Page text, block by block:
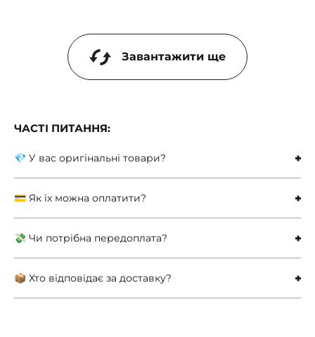
Завантажити ще
ЧАСТІ ПИТАННЯ:
💎 У вас оригінальні товари?
💳 Як їх можна оплатити?
💸 Чи потрібна передоплата?
📦 Хто відповідає за доставку?